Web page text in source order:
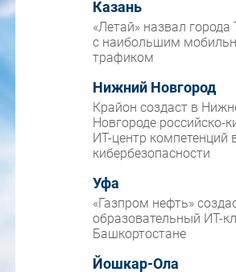
Казань
«Летай» назвал города
с наибольшим
трафиком
Нижний Новгород
Крайон создаст в
Новгороде российско-
ИТ-центр компетенций
кибербезопасности
Уфа
«Газпром нефть»
образовательный ИТ-
Башкортостане
Йошкар-Ола